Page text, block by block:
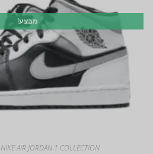
מבצע!
NIKE AIR JORDAN 1 COLLECTION